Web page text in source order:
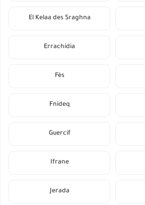
El Kelaa des Sraghna
Errachidia
Fès
Fnideq
Guercif
Ifrane
Jerada